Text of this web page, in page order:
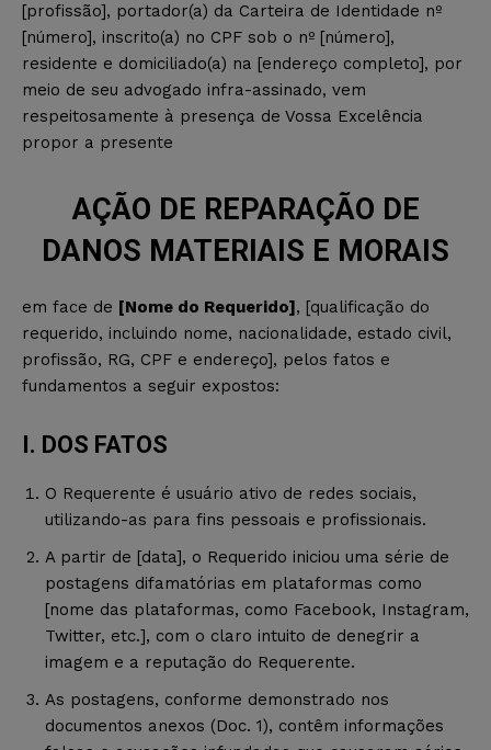
[profissão], portador(a) da Carteira de Identidade nº
[número], inscrito(a) no CPF sob o nº [número],
residente e domiciliado(a) na [endereço completo], por
meio de seu advogado infra-assinado, vem
respeitosamente à presença de Vossa Excelência
propor a presente
AÇÃO DE REPARAÇÃO DE
DANOS MATERIAIS E MORAIS
em face de [Nome do Requerido] , [qualificação do
requerido, incluindo nome, nacionalidade, estado civil,
profissão, RG, CPF e endereço], pelos fatos e
fundamentos a seguir expostos:
I. DOS FATOS
O Requerente é usuário ativo de redes sociais,
utilizando-as para fins pessoais e profissionais.
A partir de [data], o Requerido iniciou uma série de
postagens difamatórias em plataformas como
[nome das plataformas, como Facebook, Instagram,
Twitter, etc.], com o claro intuito de denegrir a
imagem e a reputação do Requerente.
As postagens, conforme demonstrado nos
documentos anexos (Doc. 1), contêm informações